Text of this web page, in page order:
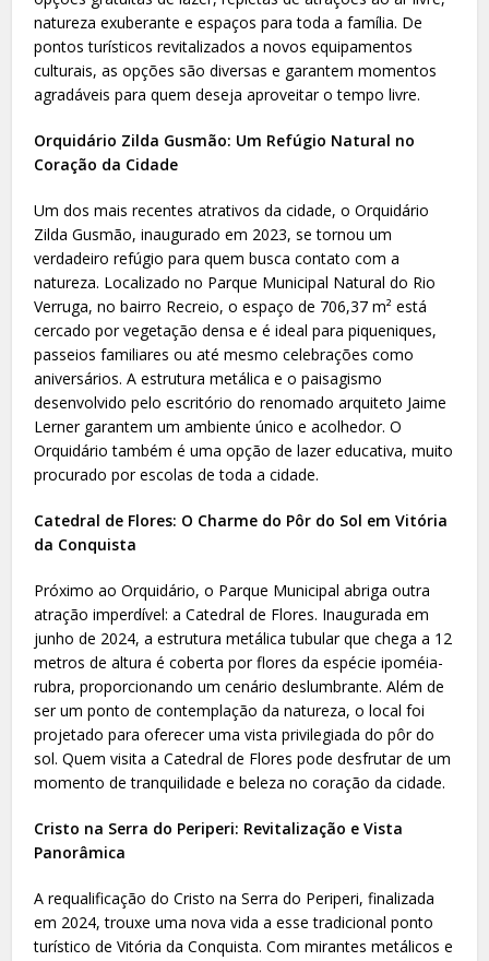
natureza exuberante e espaços para toda a família. De
pontos turísticos revitalizados a novos equipamentos
culturais, as opções são diversas e garantem momentos
agradáveis para quem deseja aproveitar o tempo livre.
Orquidário Zilda Gusmão: Um Refúgio Natural no
Coração da Cidade
Um dos mais recentes atrativos da cidade, o Orquidário
Zilda Gusmão, inaugurado em 2023, se tornou um
verdadeiro refúgio para quem busca contato com a
natureza. Localizado no Parque Municipal Natural do Rio
Verruga, no bairro Recreio, o espaço de 706,37 m² está
cercado por vegetação densa e é ideal para piqueniques,
passeios familiares ou até mesmo celebrações como
aniversários. A estrutura metálica e o paisagismo
desenvolvido pelo escritório do renomado arquiteto Jaime
Lerner garantem um ambiente único e acolhedor. O
Orquidário também é uma opção de lazer educativa, muito
procurado por escolas de toda a cidade.
Catedral de Flores: O Charme do Pôr do Sol em Vitória
da Conquista
Próximo ao Orquidário, o Parque Municipal abriga outra
atração imperdível: a Catedral de Flores. Inaugurada em
junho de 2024, a estrutura metálica tubular que chega a 12
metros de altura é coberta por flores da espécie ipoméia-
rubra, proporcionando um cenário deslumbrante. Além de
ser um ponto de contemplação da natureza, o local foi
projetado para oferecer uma vista privilegiada do pôr do
sol. Quem visita a Catedral de Flores pode desfrutar de um
momento de tranquilidade e beleza no coração da cidade.
Cristo na Serra do Periperi: Revitalização e Vista
Panorâmica
A requalificação do Cristo na Serra do Periperi, finalizada
em 2024, trouxe uma nova vida a esse tradicional ponto
turístico de Vitória da Conquista. Com mirantes metálicos e